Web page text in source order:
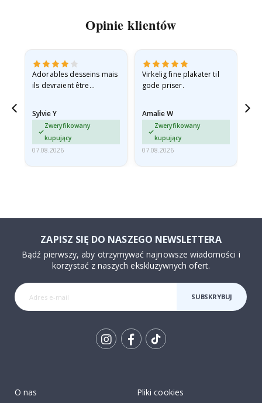
Opinie klientów
Adorables desseins mais
ils devraient être
enveloppe rigide car ils
sont arrivés roulés et un…
Sylvie Y
Zweryfikowany
kupujący
07.08.2026
Virkelig fine plakater til
gode priser.
Amalie W
Zweryfikowany
kupujący
07.08.2026
ZAPISZ SIĘ DO NASZEGO NEWSLETTERA
Bądź pierwszy, aby otrzymywać najnowsze wiadomości i
korzystać z naszych ekskluzywnych ofert.
SUBSKRYBUJ
O nas
Pliki cookies